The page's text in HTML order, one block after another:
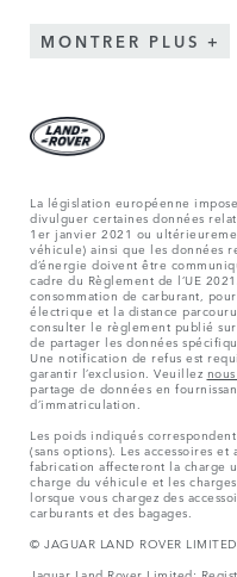
MONTRER PLUS
La législation européenne
divulguer certaines données
1er janvier 2021 ou
véhicule) ainsi que les données
d’énergie doivent être
cadre du Règlement de l’UE
consommation de carburant,
électrique et la distance
consulter le règlement publié
de partager les données
Une notification de refus est
garantir l’exclusion. Veuillez
partage de données en
d’immatriculation.
Les poids indiqués
(sans options). Les accessoires
fabrication affecteront la charge
charge du véhicule et les
lorsque vous chargez des
carburants et des bagages.
© JAGUAR LAND ROVER